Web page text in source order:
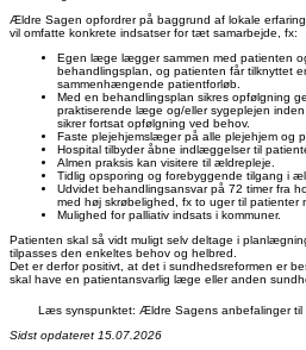
Ældre Sagen opfordrer på baggrund af lokale
vil omfatte konkrete indsatser for tæt samarbejde, fx:
Egen læge lægger sammen med patienten
behandlingsplan, og patienten får tilknyttet
sammenhængende patientforløb.
Med en behandlingsplan sikres opfølgning
praktiserende læge og/eller sygeplejen
sikrer fortsat opfølgning ved behov.
Faste plejehjemslæger på alle plejehjem og
Hospital tilbyder åbne indlæggelser til
Almen praksis kan visitere til ældrepleje.
Tidlig opsporing og forebyggende tilgang i
Udvidet behandlingsansvar på 72 timer fra
med høj skrøbelighed, fx to uger til
Mulighed for palliativ indsats i kommuner.
Patienten skal så vidt muligt selv deltage i
tilpasses den enkeltes behov og helbred.
Det er derfor positivt, at det i sundhedsreformen er
skal have en patientansvarlig læge eller anden
Læs synspunktet: Ældre Sagens anbefalinger til
Sidst opdateret 15.07.2026